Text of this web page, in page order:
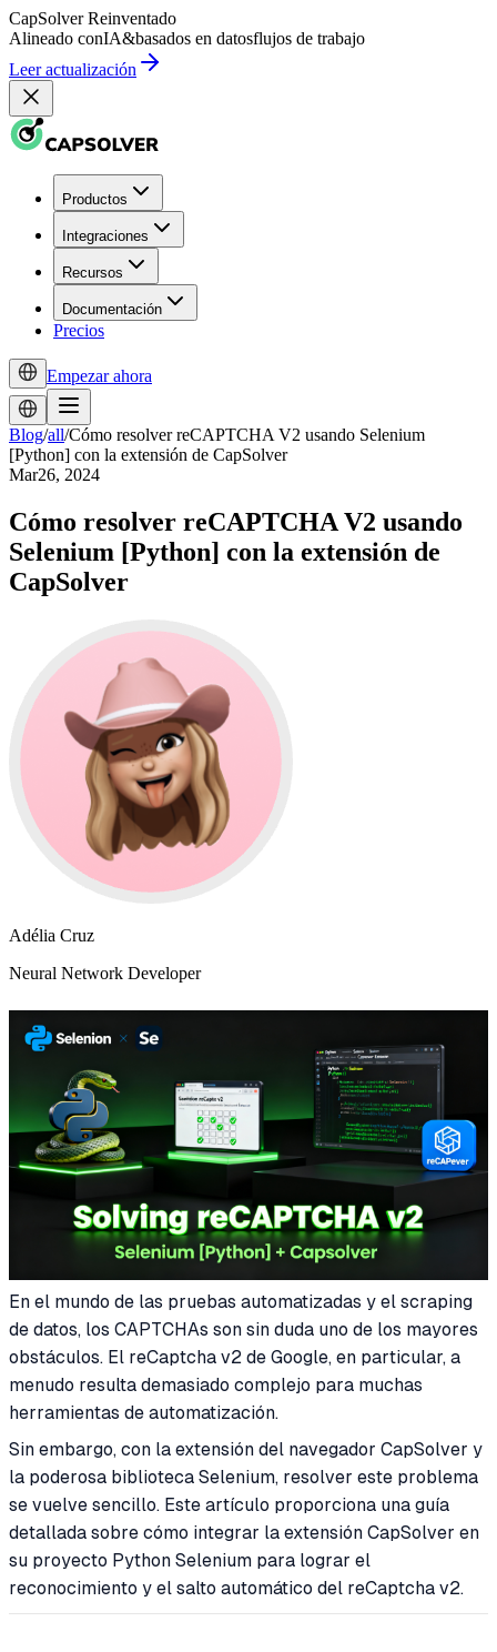
CapSolver Reinventado
Alineado conIA&basados en datosflujos de trabajo
Leer actualización
Productos
Integraciones
Recursos
Documentación
Precios
Empezar ahora
Blog/all/Cómo resolver reCAPTCHA V2 usando Selenium
[Python] con la extensión de CapSolver
Mar26, 2024
Cómo resolver reCAPTCHA V2 usando
Selenium [Python] con la extensión de
CapSolver
Adélia Cruz
Neural Network Developer
En el mundo de las pruebas automatizadas y el scraping
de datos, los CAPTCHAs son sin duda uno de los mayores
obstáculos. El reCaptcha v2 de Google, en particular, a
menudo resulta demasiado complejo para muchas
herramientas de automatización.
Sin embargo, con la extensión del navegador CapSolver y
la poderosa biblioteca Selenium, resolver este problema
se vuelve sencillo. Este artículo proporciona una guía
detallada sobre cómo integrar la extensión CapSolver en
su proyecto Python Selenium para lograr el
reconocimiento y el salto automático del reCaptcha v2.